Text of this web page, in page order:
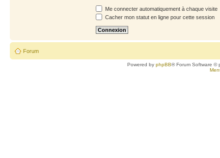
Me connecter automatiquement à chaque visite
Cacher mon statut en ligne pour cette session
Forum
Powered byphpBB® Forum Software ©